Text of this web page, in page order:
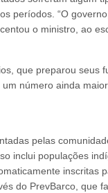
períodos. “O
o ministro, ao
que preparou seus
número ainda
pelas
inclui populações
inscritas
do PrevBarco, que